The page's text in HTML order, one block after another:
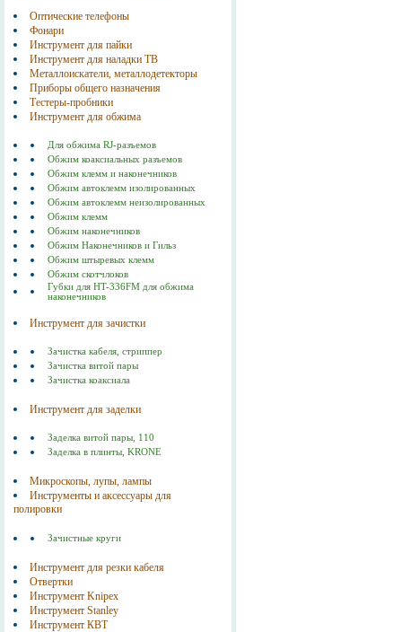
Оптические телефоны
Фонари
Инструмент для пайки
Инструмент для наладки ТВ
Металлоискатели, металлодетекторы
Приборы общего назначения
Тестеры-пробники
Инструмент для обжима
Для обжима RJ-разъемов
Обжим коаксиальных разъемов
Обжим клемм и наконечников
Обжим автоклемм изолированных
Обжим автоклемм неизолированных
Обжим клемм
Обжим наконечников
Обжим Наконечников и Гильз
Обжим штыревых клемм
Обжим скотчлоков
Губки для HT-336FM для обжима
наконечников
Инструмент для зачистки
Зачистка кабеля, стриппер
Зачистка витой пары
Зачистка коаксиала
Инструмент для заделки
Заделка витой пары, 110
Заделка в плинты, KRONE
Микроскопы, лупы, лампы
Инструменты и аксессуары для
полировки
Зачистные круги
Инструмент для резки кабеля
Отвертки
Инструмент Knipex
Инструмент Stanley
Инструмент КВТ